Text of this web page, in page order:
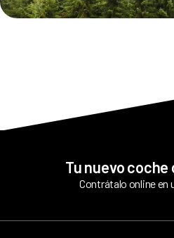
Tu nuevo coche
Contrátalo online en